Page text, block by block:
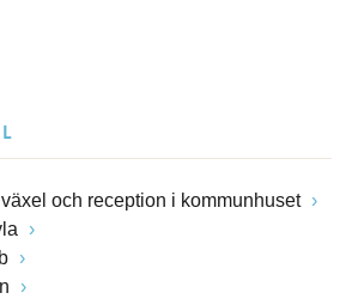
och reception i kommunhuset